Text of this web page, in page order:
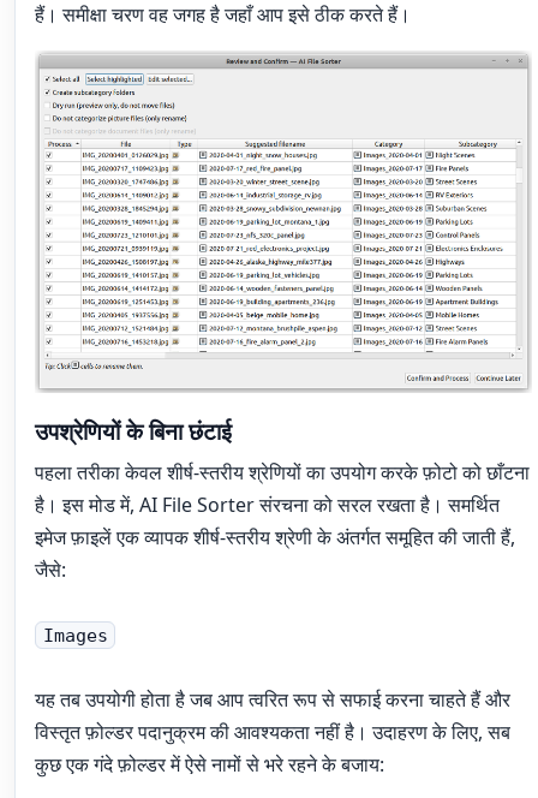
हैं। समीक्षा चरण वह जगह है जहाँ आप इसे ठीक करते हैं।
उपश्रेणियों के बिना छंटाई
पहला तरीका केवल शीर्ष-स्तरीय श्रेणियों का उपयोग करके फ़ोटो को छाँटना
है। इस मोड में, AI File Sorter संरचना को सरल रखता है। समर्थित
इमेज फ़ाइलें एक व्यापक शीर्ष-स्तरीय श्रेणी के अंतर्गत समूहित की जाती हैं,
जैसे:
Images
यह तब उपयोगी होता है जब आप त्वरित रूप से सफाई करना चाहते हैं और
विस्तृत फ़ोल्डर पदानुक्रम की आवश्यकता नहीं है। उदाहरण के लिए, सब
कुछ एक गंदे फ़ोल्डर में ऐसे नामों से भरे रहने के बजाय: